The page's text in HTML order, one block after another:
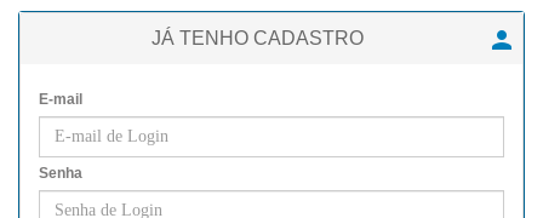
JÁ TENHO CADASTRO 
E-mail
Senha